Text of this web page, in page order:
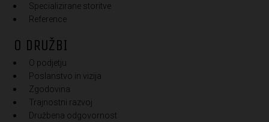
Specializirane storitve
Reference
O DRUŽBI
O podjetju
Poslanstvo in vizija
Zgodovina
Trajnostni razvoj
Družbena odgovornost